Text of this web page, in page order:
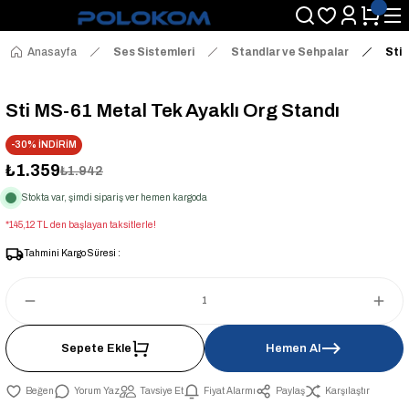
Anasayfa Ses Sistemleri Standlar ve Sehpalar Sti
Sti MS-61 Metal Tek Ayaklı Org Standı
-30% İNDİRİM
₺1.359₺1.942
Stokta var, şimdi sipariş ver hemen kargoda
*145,12 TL den başlayan taksitlerle!
Tahmini Kargo Süresi :
Sepete Ekle Hemen Al
Yorum Yaz Tavsiye Et Fiyat Alarmı Paylaş Karşılaştır